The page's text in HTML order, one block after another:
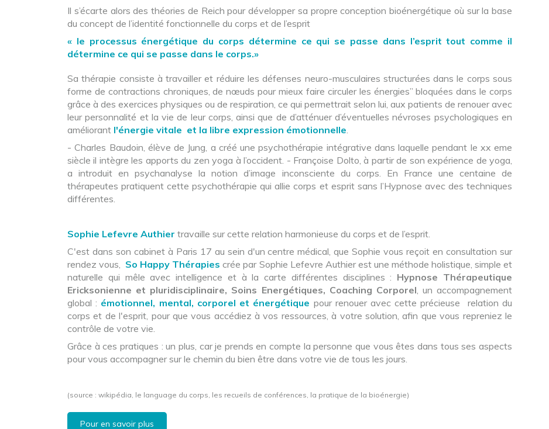
Il s’écarte alors des théories de Reich pour développer sa propre conception bioénergétique où sur la base
du concept de l’identité fonctionnelle du corps et de l’esprit
« le processus énergétique du corps détermine ce qui se passe dans l’esprit tout comme il
détermine ce qui se passe dans le corps.»
Sa thérapie consiste à travailler et réduire les défenses neuro-musculaires structurées dans le corps sous
forme de contractions chroniques, de nœuds pour mieux faire circuler les énergies” bloquées dans le corps
grâce à des exercices physiques ou de respiration, ce qui permettrait selon lui, aux patients de renouer avec
leur personnalité et la vie de leur corps, ainsi que de d’atténuer d’éventuelles névroses psychologiques en
améliorant l'énergie vitale et la libre expression émotionnelle.
- Charles Baudoin, élève de Jung, a créé une psychothérapie intégrative dans laquelle pendant le xx eme
siècle il intègre les apports du zen yoga à l’occident. - Françoise Dolto, à partir de son expérience de yoga,
a introduit en psychanalyse la notion d’image inconsciente du corps. En France une centaine de
thérapeutes pratiquent cette psychothérapie qui allie corps et esprit sans l’Hypnose avec des techniques
différentes.
Sophie Lefevre Authier travaille sur cette relation harmonieuse du corps et de l’esprit.
C'est dans son cabinet à Paris 17 au sein d'un centre médical, que Sophie vous reçoit en consultation sur
rendez vous, So Happy Thérapies crée par Sophie Lefevre Authier est une méthode holistique, simple et
naturelle qui mêle avec intelligence et à la carte différentes disciplines : Hypnose Thérapeutique
Ericksonienne et pluridisciplinaire, Soins Energétiques, Coaching Corporel, un accompagnement
global : émotionnel, mental, corporel et énergétique pour renouer avec cette précieuse relation du
corps et de l'esprit, pour que vous accédiez à vos ressources, à votre solution, afin que vous repreniez le
contrôle de votre vie.
Grâce à ces pratiques : un plus, car je prends en compte la personne que vous êtes dans tous ses aspects
pour vous accompagner sur le chemin du bien être dans votre vie de tous les jours.
(source : wikipédia, le language du corps, les recueils de conférences, la pratique de la bioénergie)
Pour en savoir plus